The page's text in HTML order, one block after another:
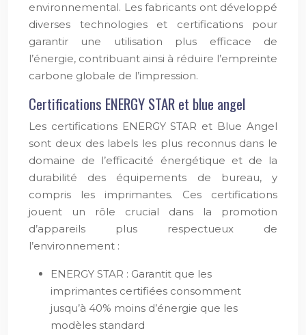
environnemental. Les fabricants ont développé
diverses technologies et certifications pour
garantir une utilisation plus efficace de
l’énergie, contribuant ainsi à réduire l’empreinte
carbone globale de l’impression.
Certifications ENERGY STAR et blue angel
Les certifications ENERGY STAR et Blue Angel
sont deux des labels les plus reconnus dans le
domaine de l’efficacité énergétique et de la
durabilité des équipements de bureau, y
compris les imprimantes. Ces certifications
jouent un rôle crucial dans la promotion
d’appareils plus respectueux de
l’environnement :
ENERGY STAR : Garantit que les
imprimantes certifiées consomment
jusqu’à 40% moins d’énergie que les
modèles standard